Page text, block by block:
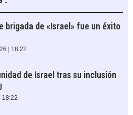
brigada de «Israel» fue un éxito
| 18:22
de Israel tras su inclusión
18:22